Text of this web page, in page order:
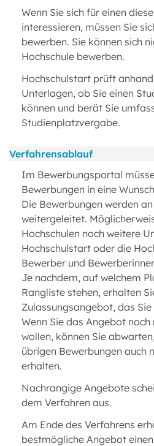
Wenn Sie sich für einen
interessieren, müssen Sie
bewerben. Sie können sich
Hochschule bewerben.
Hochschulstart prüft
Unterlagen, ob Sie einen
können und berät Sie
Studienplatzvergabe.
Verfahrensablauf
Im Bewerbungsportal
Bewerbungen in eine
Die Bewerbungen werden
weitergeleitet.
Hochschulen noch weitere
Hochschulstart oder die
Bewerber und
Je nachdem, auf welchem
Rangliste stehen, erhalten
Zulassungsangebot, das
Wenn Sie das Angebot noch
wollen, können Sie
übrigen Bewerbungen auch
erhalten.
Nachrangige Angebote
dem Verfahren aus.
Am Ende des Verfahrens
bestmögliche Angebot